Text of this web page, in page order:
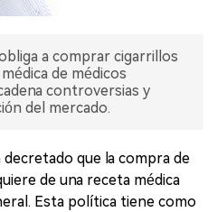
a comprar cigarrillos
de médicos
controversias y
del mercado.
que la compra de
de una receta médica
Esta política tiene como